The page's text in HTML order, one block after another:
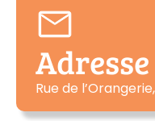
Adresse
Rue de